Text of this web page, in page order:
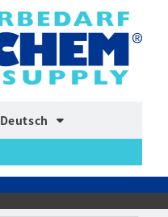
Deutsch